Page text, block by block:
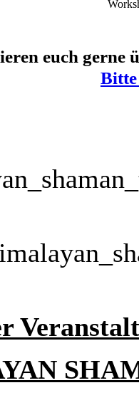
euch gerne